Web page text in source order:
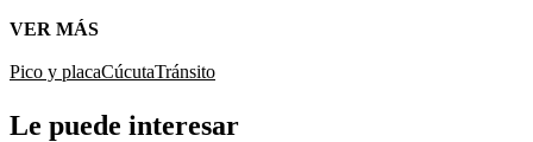
VER MÁS
Pico y placaCúcutaTránsito
Le puede interesar